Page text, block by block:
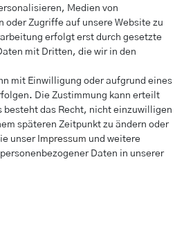
Medien von
oder Zugriffe auf unsere Website zu
erfolgt erst durch gesetzte
mit Dritten, die wir in den
mit Einwilligung oder aufgrund eines
Die Zustimmung kann erteilt
besteht das Recht, nicht einzuwilligen
späteren Zeitpunkt zu ändern oder
unser Impressum und weitere
Daten in unserer